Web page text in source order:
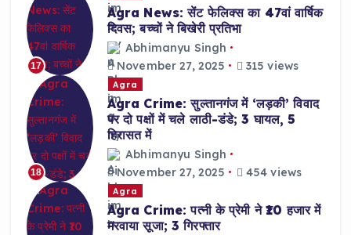
17
Agra News: सेंट फेलिक्स का 47वां वार्षिक
दिवस; बच्चों ने बिखेरी प्रतिभा
Abhimanyu Singh
November 27, 2025
315 views
18
Agra
Agra Crime: सुल्तानगंज में ‘लड़की’ विवाद
पर दो पक्षों में चले लाठी-डंडे; 3 घायल, 5
हिरासत में
Abhimanyu Singh
November 27, 2025
454 views
Agra
Agra Crime: पत्नी के प्रेमी ने ₹10 हजार में
मरवाया सूजा; 3 गिरफ्तार